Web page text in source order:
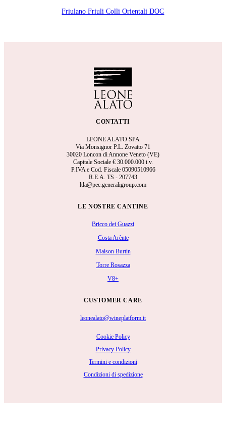
Friulano Friuli Colli Orientali DOC
CONTATTI
LEONE ALATO SPA
Via Monsignor P.L. Zovatto 71
30020 Loncon di Annone Veneto (VE)
Capitale Sociale € 30.000.000 i.v.
P.IVA e Cod. Fiscale 05090510966
R.E.A. TS - 207743
ltla@pec.generaligroup.com
LE NOSTRE CANTINE
Bricco dei Guazzi
Costa Arènte
Maison Burtin
Torre Rosazza
V8+
CUSTOMER CARE
leonealato@wineplatform.it
Cookie Policy
Privacy Policy
Termini e condizioni
Condizioni di spedizione